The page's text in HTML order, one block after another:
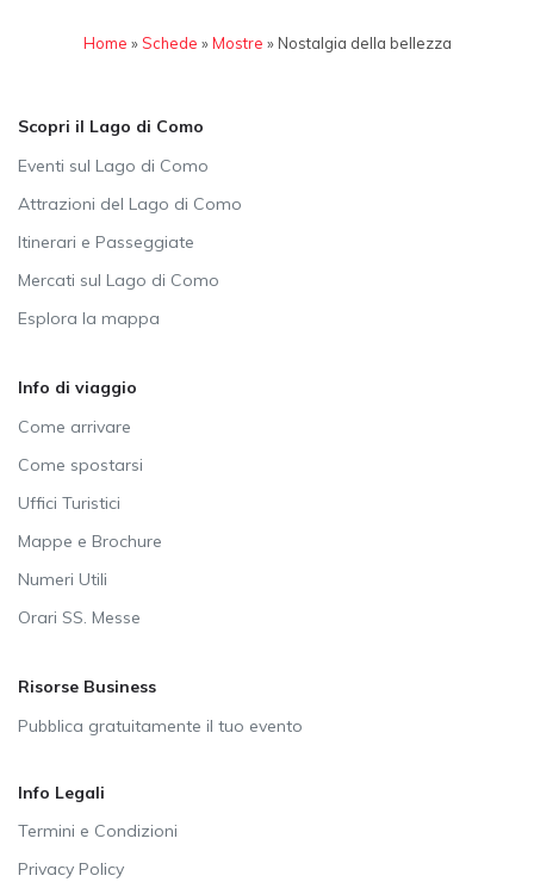
Home »Schede »Mostre » Nostalgia della bellezza
Scopri il Lago di Como
Eventi sul Lago di Como
Attrazioni del Lago di Como
Itinerari e Passeggiate
Mercati sul Lago di Como
Esplora la mappa
Info di viaggio
Come arrivare
Come spostarsi
Uffici Turistici
Mappe e Brochure
Numeri Utili
Orari SS. Messe
Risorse Business
Pubblica gratuitamente il tuo evento
Info Legali
Termini e Condizioni
Privacy Policy